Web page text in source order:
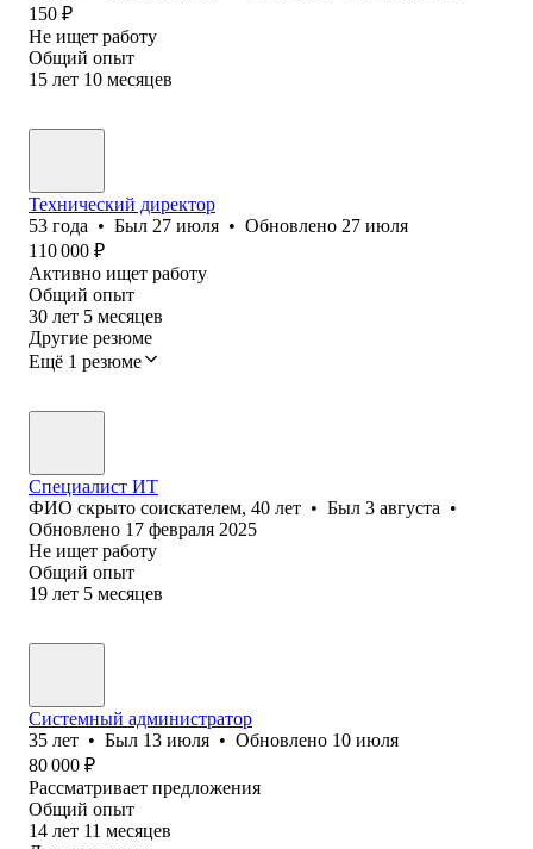
150 ₽
Не ищет работу
Общий опыт
15 лет 10 месяцев
Технический директор
53 года • Был 27 июля • Обновлено 27 июля
110 000 ₽
Активно ищет работу
Общий опыт
30 лет 5 месяцев
Другие резюме
Ещё 1 резюме
Специалист ИТ
ФИО скрыто соискателем, 40 лет • Был 3 августа •
Обновлено 17 февраля 2025
Не ищет работу
Общий опыт
19 лет 5 месяцев
Системный администратор
35 лет • Был 13 июля • Обновлено 10 июля
80 000 ₽
Рассматривает предложения
Общий опыт
14 лет 11 месяцев